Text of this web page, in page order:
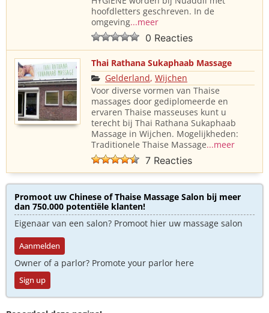
hoofdletters geschreven. In de
omgeving...meer
0 Reacties
Thai Rathana Sukaphaab Massage
Gelderland, Wijchen
Voor diverse vormen van Thaise
massages door gediplomeerde en
ervaren Thaise masseuses kunt u
terecht bij Thai Rathana Sukaphaab
Massage in Wijchen. Mogelijkheden:
Traditionele Thaise Massage...meer
7 Reacties
Promoot uw Chinese of Thaise Massage Salon bij meer
dan 750.000 potentiële klanten!
Eigenaar van een salon? Promoot hier uw massage salon
Aanmelden
Owner of a parlor? Promote your parlor here
Sign up